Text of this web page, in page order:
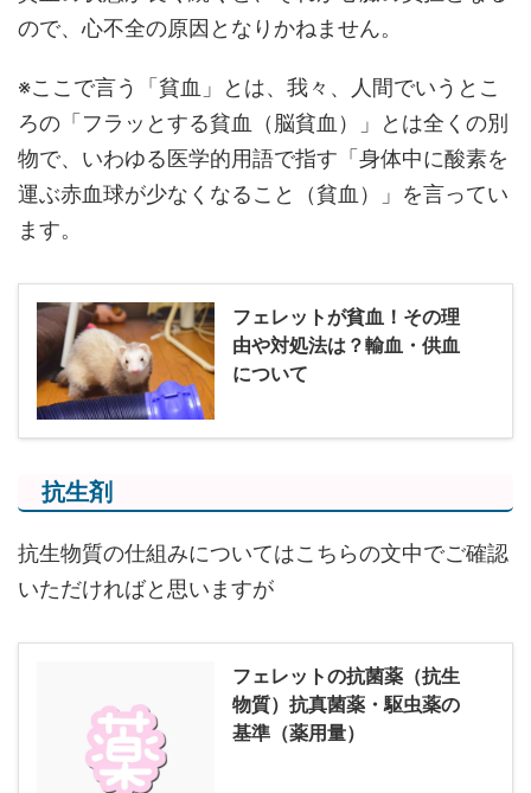
ので、心不全の原因となりかねません。
※ここで言う「貧血」とは、我々、人間でいうとこ
ろの「フラッとする貧血（脳貧血）」とは全くの別
物で、いわゆる医学的用語で指す「身体中に酸素を
運ぶ赤血球が少なくなること（貧血）」を言ってい
ます。
フェレットが貧血！その理
由や対処法は？輸血・供血
について
抗生剤
抗生物質の仕組みについてはこちらの文中でご確認
いただければと思いますが
フェレットの抗菌薬（抗生
物質）抗真菌薬・駆虫薬の
基準（薬用量）